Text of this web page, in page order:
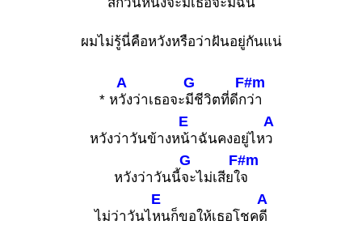
ผมไม่รู้นี่คือหวังหรือว่าฝันอยู่กันแน่
* ห
A
วังว่าเธอจะ
G
มีชีวิตที่ดีก
F#m
ว่า
หวังว่าวันข้างห
E
น้าฉันคงอยู่ไห
A
ว
หวังว่าวันนี้
G
จะไม่เสียใ
F#m
จ
ไม่ว่าวันไ
E
หนก็ขอให้เธอโชค
A
ดี